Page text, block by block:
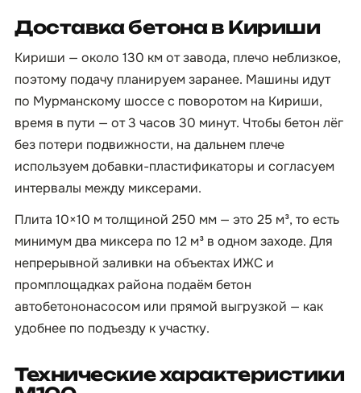
Доставка бетона в Кириши
Кириши — около 130 км от завода, плечо неблизкое,
поэтому подачу планируем заранее. Машины идут
по Мурманскому шоссе с поворотом на Кириши,
время в пути — от 3 часов 30 минут. Чтобы бетон лёг
без потери подвижности, на дальнем плече
используем добавки-пластификаторы и согласуем
интервалы между миксерами.
Плита 10×10 м толщиной 250 мм — это 25 м³, то есть
минимум два миксера по 12 м³ в одном заходе. Для
непрерывной заливки на объектах ИЖС и
промплощадках района подаём бетон
автобетононасосом или прямой выгрузкой — как
удобнее по подъезду к участку.
Технические характеристики